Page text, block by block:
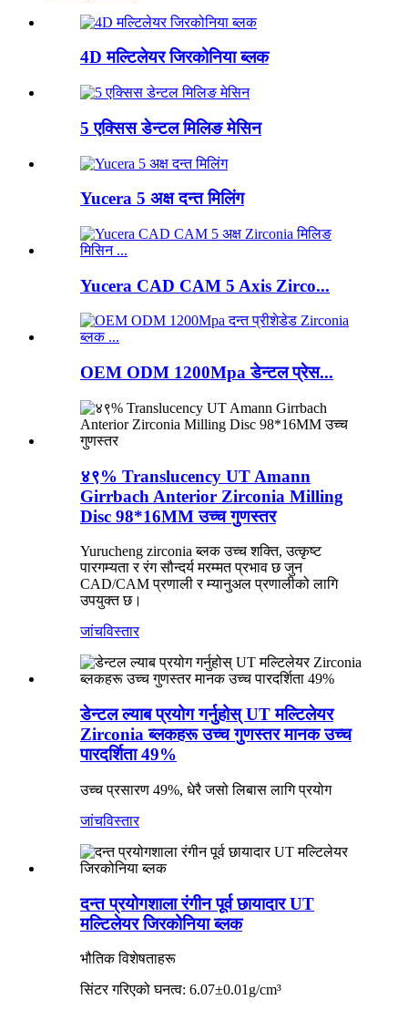
4D मल्टिलेयर जिरकोनिया ब्लक
5 एक्सिस डेन्टल मिलिङ मेसिन
Yucera 5 अक्ष दन्त मिलिंग
Yucera CAD CAM 5 Axis Zirco...
OEM ODM 1200Mpa डेन्टल प्रेस...
४९% Translucency UT Amann
Girrbach Anterior Zirconia Milling
Disc 98*16MM उच्च गुणस्तर
Yurucheng zirconia ब्लक उच्च शक्ति, उत्कृष्ट
पारगम्यता र रंग सौन्दर्य मरम्मत प्रभाव छ जुन
CAD/CAM प्रणाली र म्यानुअल प्रणालीको लागि
उपयुक्त छ।
जांचविस्तार
डेन्टल ल्याब प्रयोग गर्नुहोस् UT मल्टिलेयर
Zirconia ब्लकहरू उच्च गुणस्तर मानक उच्च
पारदर्शिता 49%
उच्च प्रसारण 49%, धेरै जसो लिबास लागि प्रयोग
जांचविस्तार
दन्त प्रयोगशाला रंगीन पूर्व छायादार UT
मल्टिलेयर जिरकोनिया ब्लक
भौतिक विशेषताहरू
सिंटर गरिएको घनत्व: 6.07±0.01g/cm³